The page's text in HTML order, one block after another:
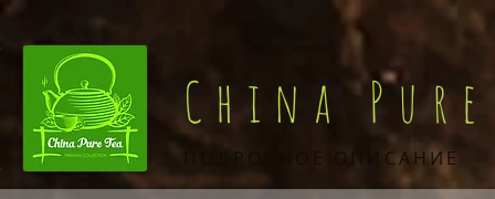
China
ПОДРОБНОЕ ОПИСАНИЕ